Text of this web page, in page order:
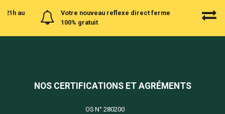
21h au
Votre nouveau reflexe direct ferme
100% gratuit
NOS CERTIFICATIONS ET AGRÉMENTS
OS N° 280200